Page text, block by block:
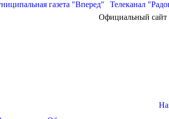
газета "Вперед"
Телеканал
Официальный сайт